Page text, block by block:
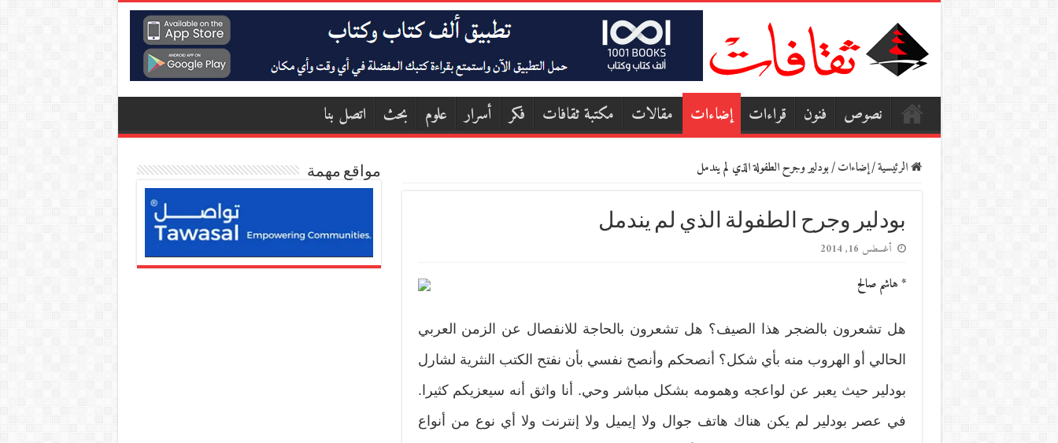
نصوص فنون قراءات إضاءات مقالات مكتبة ثقافات فكر أسرار علوم بحث اتصل بنا
الرئيسية/إضاءات/بودلير وجرح الطفولة الذي لم يندمل
بودلير وجرح الطفولة الذي لم يندمل
أغسطس 16, 2014
* هاشم صالح
هل تشعرون بالضجر هذا الصيف؟ هل تشعرون بالحاجة للانفصال عن الزمن العربي
الحالي أو الهروب منه بأي شكل؟ أنصحكم وأنصح نفسي بأن نفتح الكتب النثرية لشارل
بودلير حيث يعبر عن لواعجه وهمومه بشكل مباشر وحي. أنا واثق أنه سيعزيكم كثيرا.
في عصر بودلير لم يكن هناك هاتف جوال ولا إيميل ولا إنترنت ولا أي نوع من أنواع
مواقع مهمة